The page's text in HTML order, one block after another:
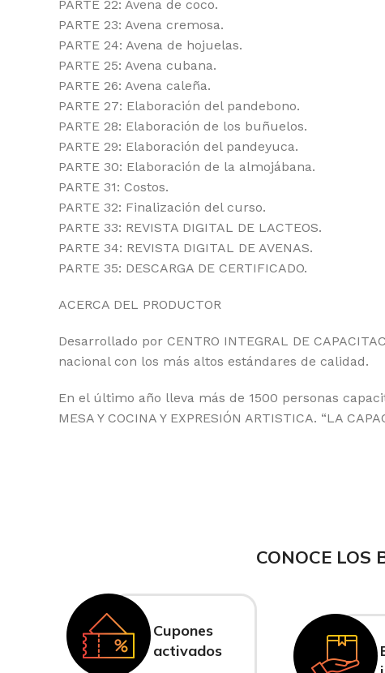
PARTE 22: Avena de coco.
PARTE 23: Avena cremosa.
PARTE 24: Avena de hojuelas.
PARTE 25: Avena cubana.
PARTE 26: Avena caleña.
PARTE 27: Elaboración del pandebono.
PARTE 28: Elaboración de los buñuelos.
PARTE 29: Elaboración del pandeyuca.
PARTE 30: Elaboración de la almojábana.
PARTE 31: Costos.
PARTE 32: Finalización del curso.
PARTE 33: REVISTA DIGITAL DE LACTEOS.
PARTE 34: REVISTA DIGITAL DE AVENAS.
PARTE 35: DESCARGA DE CERTIFICADO.
ACERCA DEL PRODUCTOR
Desarrollado por CENTRO INTEGRAL DE
nacional con los más altos estándares de calidad.
En el último año lleva más de 1500 personas
MESA Y COCINA Y EXPRESIÓN ARTISTICA. “LA
CONOCE LOS
Cupones
activados